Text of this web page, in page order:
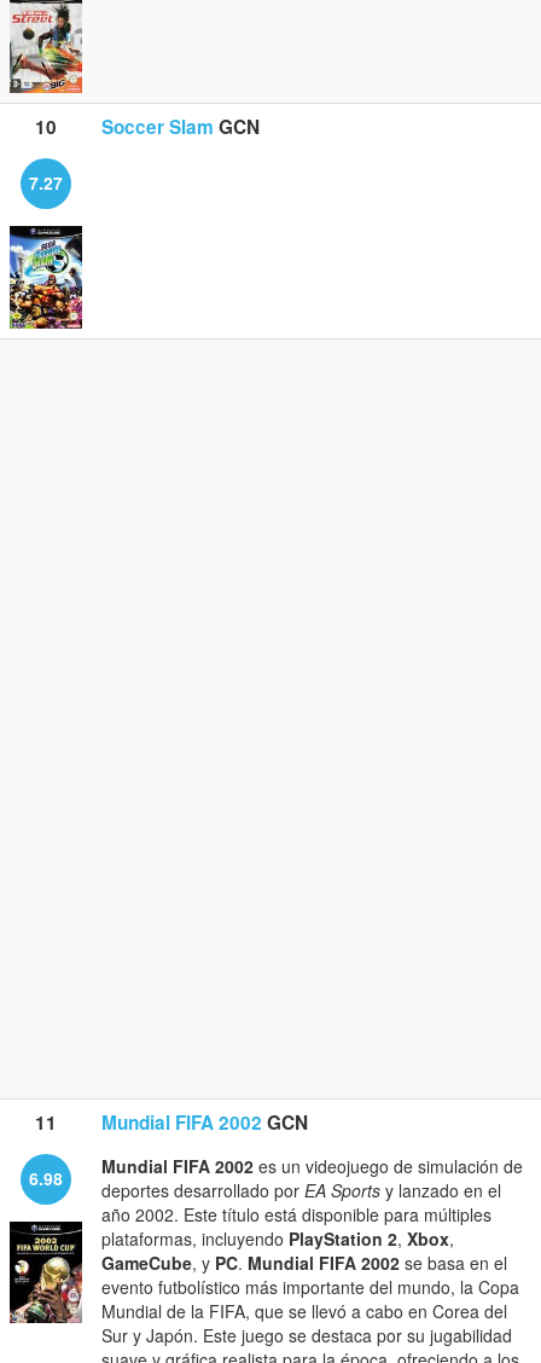
10 Soccer Slam GCN
7.27
11 Mundial FIFA 2002 GCN
6.98 Mundial FIFA 2002 es un videojuego de simulación de
deportes desarrollado por EA Sports y lanzado en el
año 2002. Este título está disponible para múltiples
plataformas, incluyendo PlayStation 2, Xbox,
GameCube, y PC. Mundial FIFA 2002 se basa en el
evento futbolístico más importante del mundo, la Copa
Mundial de la FIFA, que se llevó a cabo en Corea del
Sur y Japón. Este juego se destaca por su jugabilidad